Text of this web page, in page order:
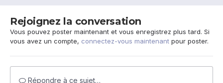
Rejoignez la conversation
Vous pouvez poster maintenant et vous enregistrez plus tard. Si
vous avez un compte, connectez-vous maintenant pour poster.
Répondre à ce sujet…